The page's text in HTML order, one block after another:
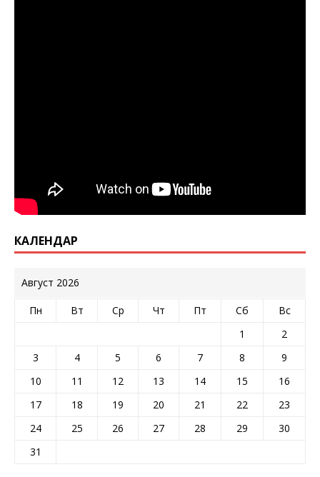
КАЛЕНДАР
Август 2026
Пн Вт Ср Чт Пт Сб
Вс
1
2
3
4 5 6 7 8
9
10
11 12 13 14 15
16
17
18 19 20 21 22
23
24
25 26 27 28 29
30
31